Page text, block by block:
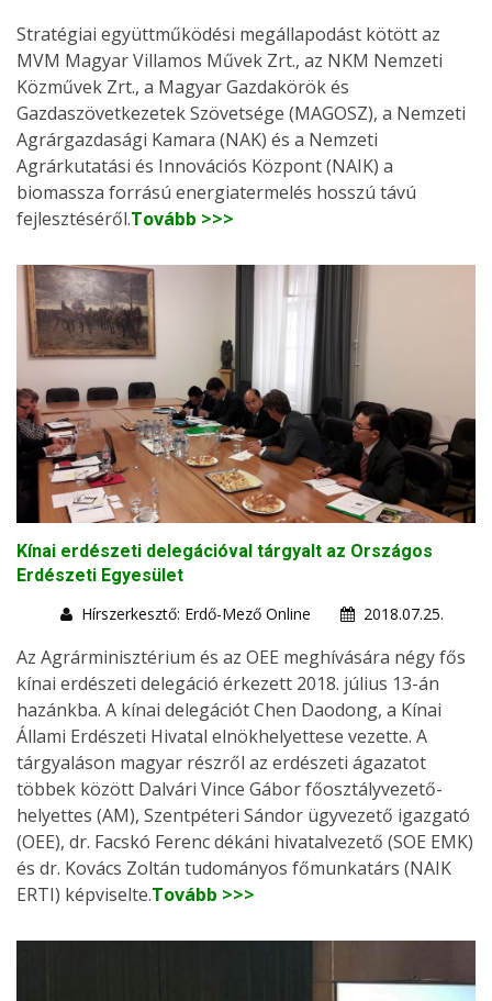
Stratégiai együttműködési megállapodást kötött az
MVM Magyar Villamos Művek Zrt., az NKM Nemzeti
Közművek Zrt., a Magyar Gazdakörök és
Gazdaszövetkezetek Szövetsége (MAGOSZ), a Nemzeti
Agrárgazdasági Kamara (NAK) és a Nemzeti
Agrárkutatási és Innovációs Központ (NAIK) a
biomassza forrású energiatermelés hosszú távú
fejlesztéséről.Tovább >>>
Kínai erdészeti delegációval tárgyalt az Országos
Erdészeti Egyesület
Hírszerkesztő: Erdő-Mező Online
2018.07.25.
Az Agrárminisztérium és az OEE meghívására négy fős
kínai erdészeti delegáció érkezett 2018. július 13-án
hazánkba. A kínai delegációt Chen Daodong, a Kínai
Állami Erdészeti Hivatal elnökhelyettese vezette. A
tárgyaláson magyar részről az erdészeti ágazatot
többek között Dalvári Vince Gábor főosztályvezető-
helyettes (AM), Szentpéteri Sándor ügyvezető igazgató
(OEE), dr. Facskó Ferenc dékáni hivatalvezető (SOE EMK)
és dr. Kovács Zoltán tudományos főmunkatárs (NAIK
ERTI) képviselte.Tovább >>>